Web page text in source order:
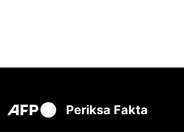
Periksa Fakta